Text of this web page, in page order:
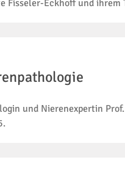
Fisseler-Eckhoff und ihrem
und Nierenexpertin